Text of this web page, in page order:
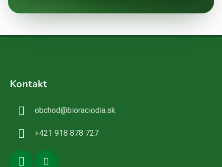
Kontakt
obchod@bioraciodia.sk
+421 918 878 727